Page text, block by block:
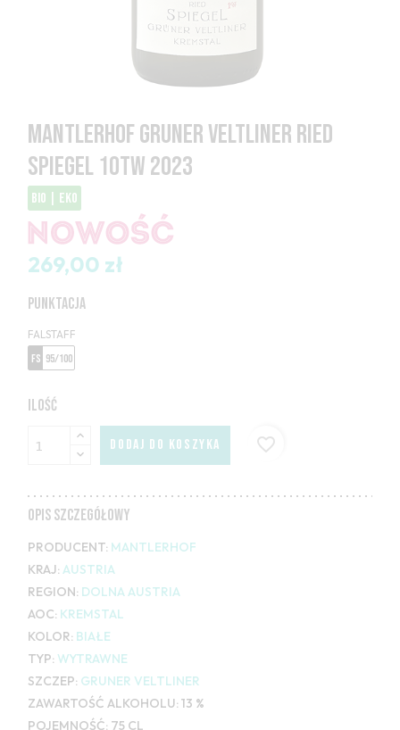
MANTLERHOF GRUNER VELTLINER RIED
SPIEGEL 1OTW 2023
bio | eko
269,00 zł
PUNKTACJA
FALSTAFF
FS 95/100
ILOŚĆ
DODAJ DO KOSZYKA favorite_border
OPIS SZCZEGÓŁOWY
PRODUCENT: MANTLERHOF
KRAJ: AUSTRIA
REGION: DOLNA AUSTRIA
AOC: KREMSTAL
KOLOR: BIAŁE
TYP: WYTRAWNE
SZCZEP: GRUNER VELTLINER
ZAWARTOŚĆ ALKOHOLU: 13 %
POJEMNOŚĆ: 75 CL